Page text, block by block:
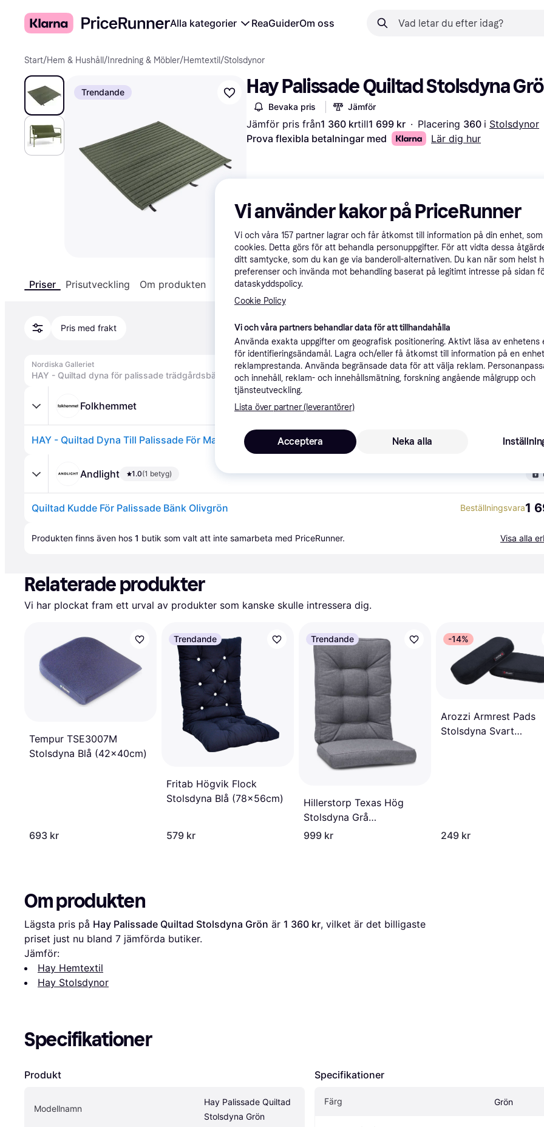
Alla kategorier ReaGuiderOm oss
Start/Hem & Hushåll / Inredning & Möbler/Hemtextil /Stolsdynor
Trendande Hay Palissade Quiltad Stolsdyna
Bevaka pris Jämför
Jämför pris från1 360 krtill1 699 kr · Placering 360 i Stolsdynor
Prova flexibla betalningar med
Lär dig hur
Priser Prisutveckling Om produkten Specifikationer
Pris med frakt
Nordiska Galleriet
HAY - Quiltad dyna för palissade trädgårdsbänk - Olive - Dynor & kuddar - Ronan & Erwan Bouroullec - Grön Förbeställ1
Folkhemmet
HAY - Quiltad Dyna Till Palissade För Matbänk, Olivgrön 1
Andlight 1.0(1 betyg)
Quiltad Kudde För Palissade Bänk Olivgrön Beställningsvara1
Produkten finns även hos 1 butik som valt att inte samarbeta med PriceRunner. Visa alla
Relaterade produkter
Vi har plockat fram ett urval av produkter som kanske skulle intressera dig.
Tempur TSE3007M
Stolsdyna Blå (42x40cm)
693 kr
Trendande
Fritab Högvik Flock
Stolsdyna Blå (78x56cm)
579 kr
Trendande
Hillerstorp Texas Hög
Stolsdyna Grå
(127x56cm)
999 kr
-14%
Arozzi Armrest Pads
Stolsdyna Svart
249 kr
Om produkten
Lägsta pris på Hay Palissade Quiltad Stolsdyna Grön är 1 360 kr, vilket är det billigaste
priset just nu bland 7 jämförda butiker.
Jämför:
Hay Hemtextil
Hay Stolsdynor
Specifikationer
Produkt
Modellnamn
Hay Palissade Quiltad
Stolsdyna Grön
Specifikationer
Färg Grön
Vi använder kakor på PriceRunner
Vi och våra 157 partner lagrar och får åtkomst till information på din enhet,
cookies. Detta görs för att behandla personuppgifter. För att vidta dessa
ditt samtycke, som du kan ge via banderoll-alternativen. Du kan när som helst
preferenser och invända mot behandling baserat på legitimt intresse på sidan
dataskyddspolicy.
Cookie Policy
Vi och våra partners behandlar data för att tillhandahålla
Använda exakta uppgifter om geografisk positionering. Aktivt läsa av enhetens
för identifieringsändamål. Lagra och/eller få åtkomst till information på en
reklamprestanda. Använda begränsade data för att välja reklam.
och innehåll, reklam- och innehållsmätning, forskning angående målgrupp och
tjänsteutveckling.
Lista över partner (leverantörer)
Neka alla
Acceptera